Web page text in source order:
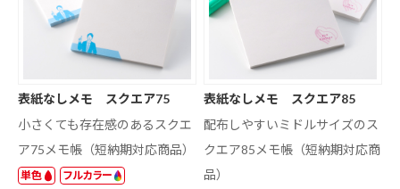
表紙なしメモ スクエア75
小さくても存在感のあるスクエ
ア75メモ帳（短納期対応商品）
単色 フルカラー
表紙なしメモ スクエア85
配布しやすいミドルサイズのス
クエア85メモ帳（短納期対応商
品）